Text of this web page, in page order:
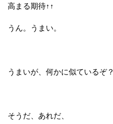
高まる期待↑↑
うん。うまい。
うまいが、何かに似ているぞ？
そうだ、あれだ、